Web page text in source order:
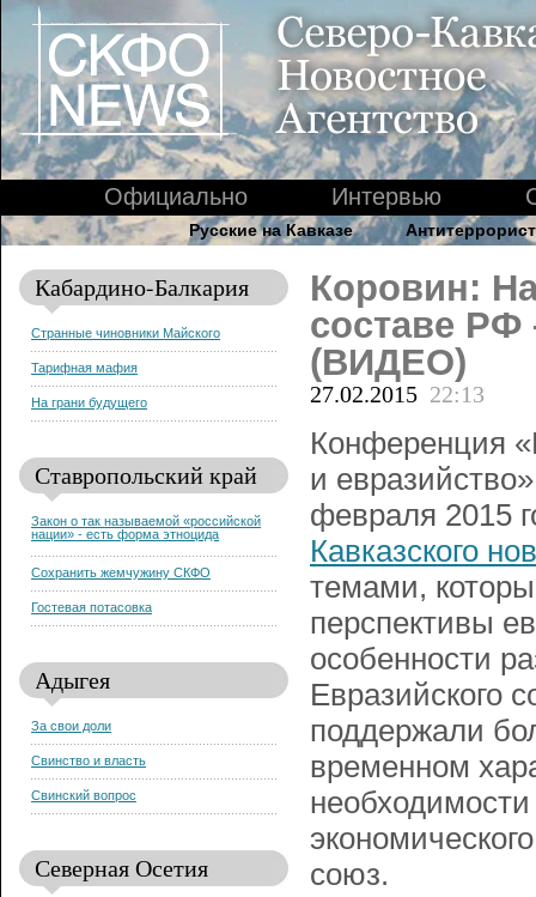
Официально Интервью
Русские на Кавказе
Кабардино-Балкария
Странные чиновники Майского
Тарифная мафия
На грани будущего
Ставропольский край
Закон о так называемой «российской
нации» - есть форма этноцида
Сохранить жемчужину СКФО
Гостевая потасовка
Адыгея
За свои доли
Свинство и власть
Свинский вопрос
Северная Осетия
Коровин:
составе РФ
(ВИДЕО)
27.02.2015 22:13
Конференция
и
февраля 2015
Кавказского
темами,
перспективы
особенности
Евразийского
поддержали
временном
союз.